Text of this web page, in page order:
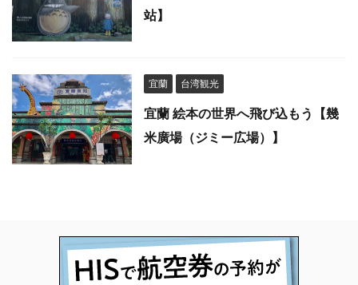
站】
宜蘭 台湾観光
宜蘭 絵本の世界へ飛び込もう【幾
米廣場（ジミー広場）】